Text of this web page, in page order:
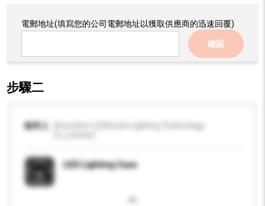
電郵地址(填寫您的公司電郵地址以獲取供應商的迅速回覆)
確認
步驟二
收件人
LED Lighting Case